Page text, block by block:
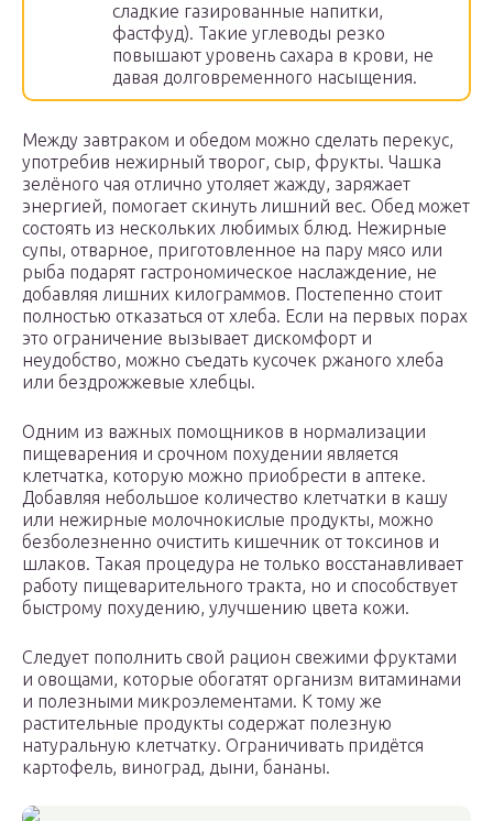
сладкие газированные напитки,
фастфуд). Такие углеводы резко
повышают уровень сахара в крови, не
давая долговременного насыщения.
Между завтраком и обедом можно сделать перекус,
употребив нежирный творог, сыр, фрукты. Чашка
зелёного чая отлично утоляет жажду, заряжает
энергией, помогает скинуть лишний вес. Обед может
состоять из нескольких любимых блюд. Нежирные
супы, отварное, приготовленное на пару мясо или
рыба подарят гастрономическое наслаждение, не
добавляя лишних килограммов. Постепенно стоит
полностью отказаться от хлеба. Если на первых порах
это ограничение вызывает дискомфорт и
неудобство, можно съедать кусочек ржаного хлеба
или бездрожжевые хлебцы.
Одним из важных помощников в нормализации
пищеварения и срочном похудении является
клетчатка, которую можно приобрести в аптеке.
Добавляя небольшое количество клетчатки в кашу
или нежирные молочнокислые продукты, можно
безболезненно очистить кишечник от токсинов и
шлаков. Такая процедура не только восстанавливает
работу пищеварительного тракта, но и способствует
быстрому похудению, улучшению цвета кожи.
Следует пополнить свой рацион свежими фруктами
и овощами, которые обогатят организм витаминами
и полезными микроэлементами. К тому же
растительные продукты содержат полезную
натуральную клетчатку. Ограничивать придётся
картофель, виноград, дыни, бананы.